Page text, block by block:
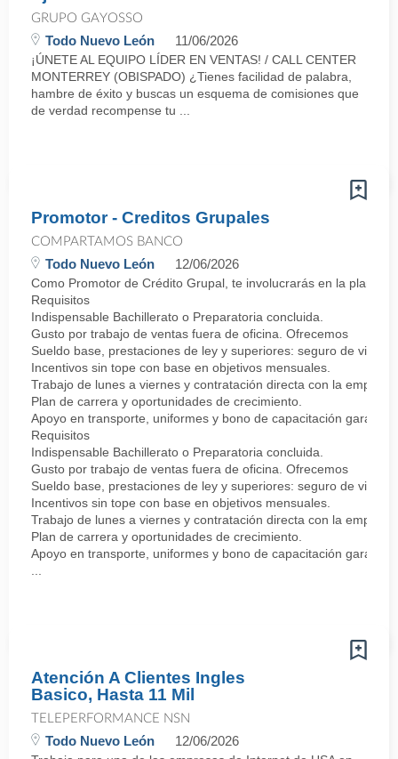
GRUPO GAYOSSO
Todo Nuevo León 11/06/2026
¡ÚNETE AL EQUIPO LÍDER EN VENTAS! / CALL CENTER
MONTERREY (OBISPADO) ¿Tienes facilidad de palabra,
hambre de éxito y buscas un esquema de comisiones que
de verdad recompense tu ...
Promotor - Creditos Grupales
COMPARTAMOS BANCO
Todo Nuevo León 12/06/2026
Como Promotor de Crédito Grupal, te involucrarás en la
Requisitos
Indispensable Bachillerato o Preparatoria concluida.
Gusto por trabajo de ventas fuera de oficina. Ofrecemos
Sueldo base, prestaciones de ley y superiores: seguro de vida
Incentivos sin tope con base en objetivos mensuales.
Trabajo de lunes a viernes y contratación directa con la empresa.
Plan de carrera y oportunidades de crecimiento.
Apoyo en transporte, uniformes y bono de capacitación
Requisitos
Indispensable Bachillerato o Preparatoria concluida.
Gusto por trabajo de ventas fuera de oficina. Ofrecemos
Sueldo base, prestaciones de ley y superiores: seguro de vida
Incentivos sin tope con base en objetivos mensuales.
Trabajo de lunes a viernes y contratación directa con la empresa.
Plan de carrera y oportunidades de crecimiento.
Apoyo en transporte, uniformes y bono de capacitación
Atención A Clientes Ingles
Basico, Hasta 11 Mil
TELEPERFORMANCE NSN
Todo Nuevo León 12/06/2026